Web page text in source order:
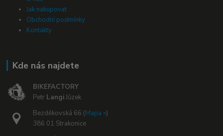
Jak nakupovat
Obchodní podmínky
Kontakty
Kde nás najdete
BIKEFACTORY
Petr LangiJůzek
Bezděkovská 66 (Mapa »)
386 01 Strakonice